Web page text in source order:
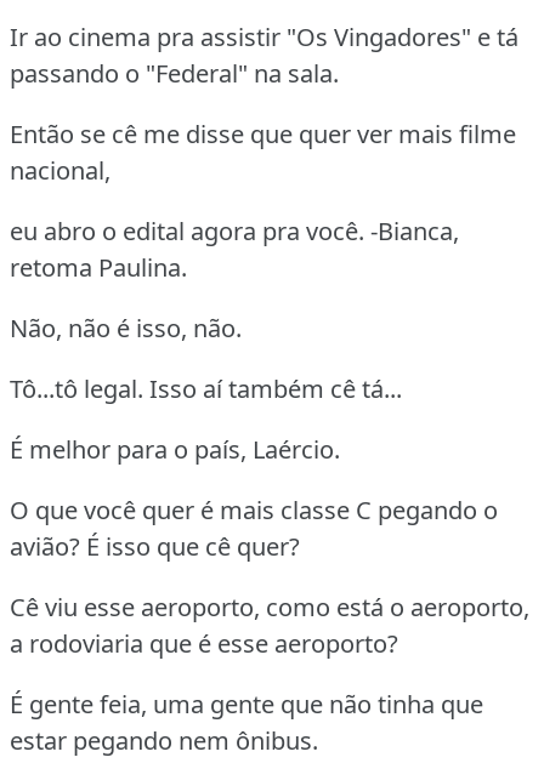
Ir ao cinema pra assistir "Os Vingadores" e tá
passando o "Federal" na sala.
Então se cê me disse que quer ver mais filme
nacional,
eu abro o edital agora pra você. -Bianca,
retoma Paulina.
Não, não é isso, não.
Tô...tô legal. Isso aí também cê tá...
É melhor para o país, Laércio.
O que você quer é mais classe C pegando o
avião? É isso que cê quer?
Cê viu esse aeroporto, como está o aeroporto,
a rodoviaria que é esse aeroporto?
É gente feia, uma gente que não tinha que
estar pegando nem ônibus.